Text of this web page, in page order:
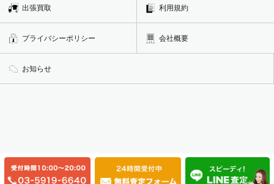
出張買取 利用規約
プライバシーポリシー 会社概要
お知らせ